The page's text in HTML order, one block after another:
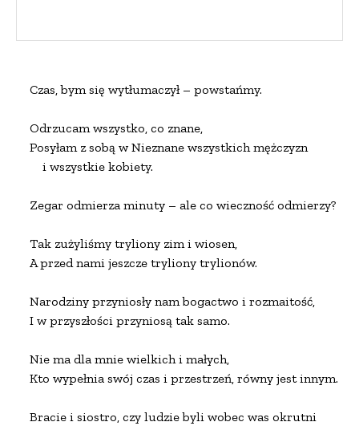
Czas, bym się wytłumaczył – powstańmy.
Odrzucam wszystko, co znane,
Posyłam z sobą w Nieznane wszystkich mężczyzn
    i wszystkie kobiety.
Zegar odmierza minuty – ale co wieczność odmierzy?
Tak zużyliśmy tryliony zim i wiosen,
A przed nami jeszcze tryliony trylionów.
Narodziny przyniosły nam bogactwo i rozmaitość,
I w przyszłości przyniosą tak samo.
Nie ma dla mnie wielkich i małych,
Kto wypełnia swój czas i przestrzeń, równy jest innym.
Bracie i siostro, czy ludzie byli wobec was okrutni